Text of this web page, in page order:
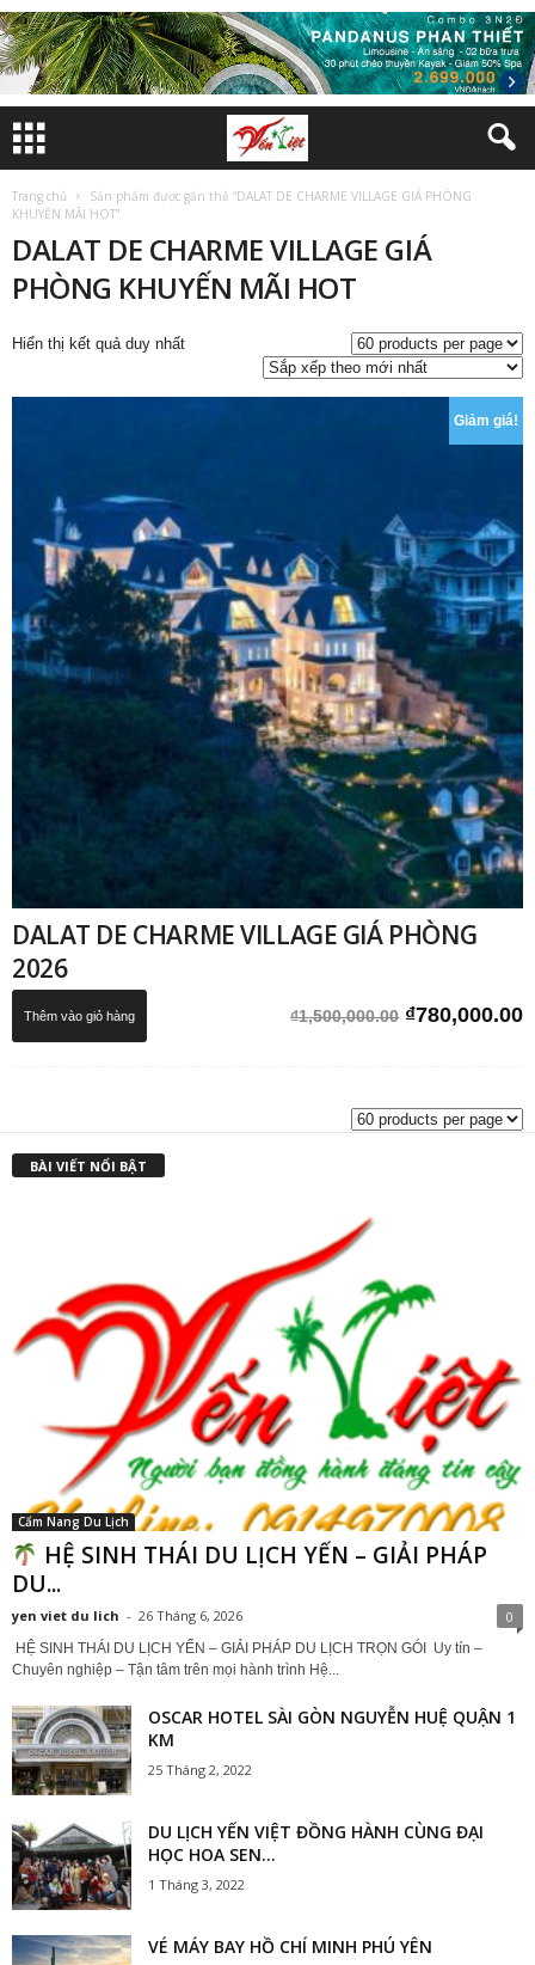
Trang chủ
Sản phẩm được gắn thẻ “DALAT DE CHARME VILLAGE GIÁ PHÒNG
KHUYẾN MÃI HOT”
DALAT DE CHARME VILLAGE GIÁ
PHÒNG KHUYẾN MÃI HOT
Hiển thị kết quả duy nhất
Giảm giá!
DALAT DE CHARME VILLAGE GIÁ PHÒNG
2026
₫1,500,000.00 Giá
₫780,000.00
Thêm vào giỏ hàng
BÀI VIẾT NỔI BẬT
Cẩm Nang Du Lịch
HỆ SINH THÁI DU LỊCH YẾN – GIẢI PHÁP
DU...
yen viet du lich - 26 Tháng 6, 2026 0
HỆ SINH THÁI DU LỊCH YẾN – GIẢI PHÁP DU LỊCH TRỌN GÓI Uy tín –
Chuyên nghiệp – Tận tâm trên mọi hành trình Hệ...
OSCAR HOTEL SÀI GÒN NGUYỄN HUỆ QUẬN 1
KM
25 Tháng 2, 2022
DU LỊCH YẾN VIỆT ĐỒNG HÀNH CÙNG ĐẠI
HỌC HOA SEN...
1 Tháng 3, 2022
VÉ MÁY BAY HỒ CHÍ MINH PHÚ YÊN